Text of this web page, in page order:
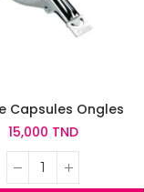
Capsules Ongles
15,000 TND